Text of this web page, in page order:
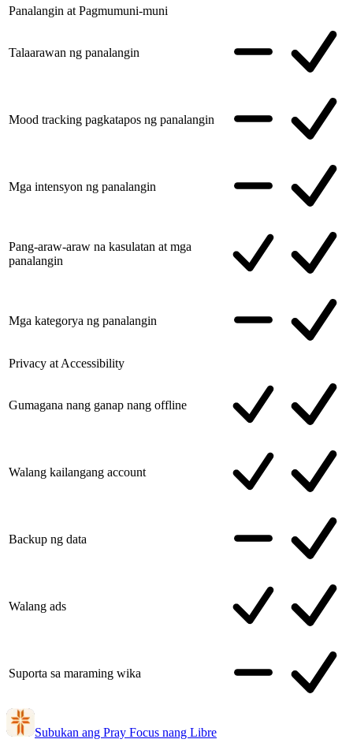
Panalangin at Pagmumuni-muni
Talaarawan ng panalangin
Mood tracking pagkatapos ng panalangin
Mga intensyon ng panalangin
Pang-araw-araw na kasulatan at mga
panalangin
Mga kategorya ng panalangin
Privacy at Accessibility
Gumagana nang ganap nang offline
Walang kailangang account
Backup ng data
Walang ads
Suporta sa maraming wika
Subukan ang Pray Focus nang Libre